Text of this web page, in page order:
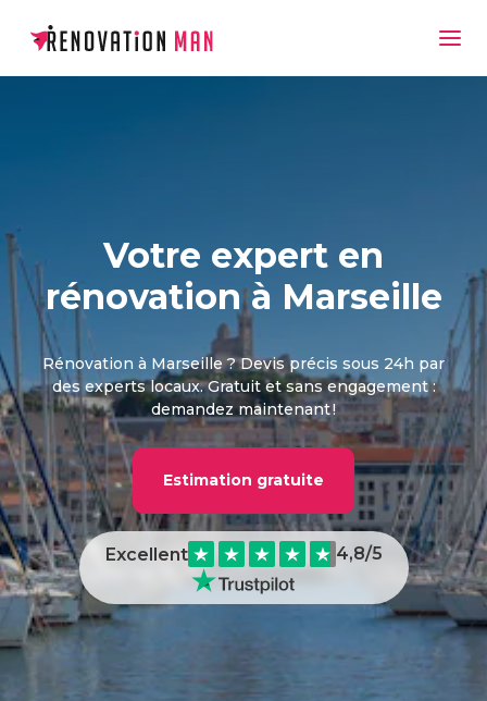
Votre expert en
rénovation à Marseille
Rénovation à Marseille ? Devis précis sous 24h par
des experts locaux. Gratuit et sans engagement :
demandez maintenant !
Estimation gratuite
Excellent 4,8/5